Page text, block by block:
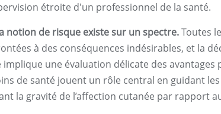
étroite d'un professionnel de la santé.
notion de risque existe sur un spectre.Toutes
à des conséquences indésirables, et la
une évaluation délicate des
de santé jouent un rôle central en guidant
la gravité de l’affection cutanée par rapport